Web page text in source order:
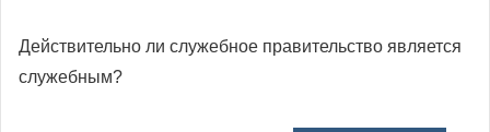
Действительно ли служебное правительство является
служебным?